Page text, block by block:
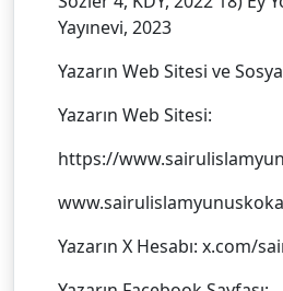
Yayınevi, 2023
Yazarın Web Sitesi ve
Yazarın Web Sitesi:
https://
Yazarın X Hesabı: x.com/